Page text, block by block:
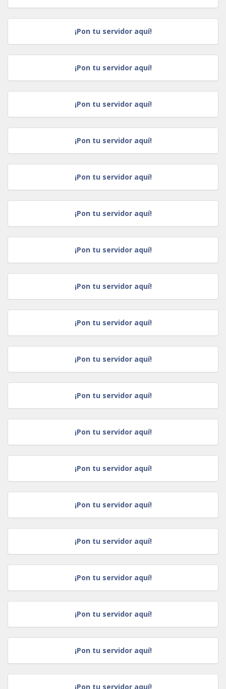
¡Pon tu servidor aquí!
¡Pon tu servidor aquí!
¡Pon tu servidor aquí!
¡Pon tu servidor aquí!
¡Pon tu servidor aquí!
¡Pon tu servidor aquí!
¡Pon tu servidor aquí!
¡Pon tu servidor aquí!
¡Pon tu servidor aquí!
¡Pon tu servidor aquí!
¡Pon tu servidor aquí!
¡Pon tu servidor aquí!
¡Pon tu servidor aquí!
¡Pon tu servidor aquí!
¡Pon tu servidor aquí!
¡Pon tu servidor aquí!
¡Pon tu servidor aquí!
¡Pon tu servidor aquí!
¡Pon tu servidor aquí!